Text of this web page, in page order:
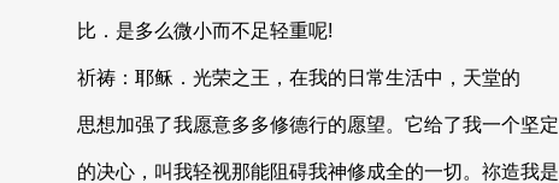
比．是多么微小而不足轻重呢!
祈祷：耶稣．光荣之王，在我的日常生活中，天堂的
思想加强了我愿意多多修德行的愿望。它给了我一个坚定
的决心，叫我轻视那能阻碍我神修成全的一切。祢造我是